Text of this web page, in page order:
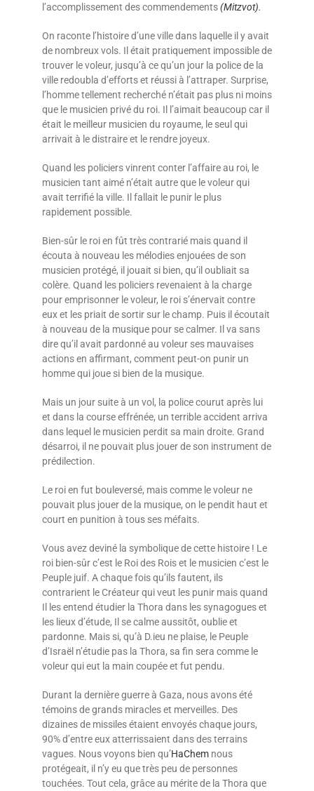
l’accomplissement des com­men­dements(Mitzvot).
On raconte l’histoire d’une ville dans laquelle il y avait
de nombreux vols. Il était pratiquement impossible de
trouver le voleur, jusqu’à ce qu’un jour la police de la
ville redoubla d’efforts et réussi à l’attraper. Surprise,
l’homme tellement recherché n’était pas plus ni moins
que le musicien privé du roi. Il l’aimait beaucoup car il
était le meilleur musicien du royaume, le seul qui
arrivait à le distraire et le rendre joyeux.
Quand les policiers vinrent conter l’affaire au roi, le
musicien tant aimé n’était autre que le voleur qui
avait terrifié la ville. Il fallait le punir le plus
rapidement possible.
Bien-sûr le roi en fût très contrarié mais quand il
écouta à nouveau les mélodies enjouées de son
musicien protégé, il jouait si bien, qu’il oubliait sa
colère. Quand les policiers revenaient à la charge
pour emprisonner le voleur, le roi s’énervait contre
eux et les priait de sortir sur le champ. Puis il écoutait
à nouveau de la musique pour se calmer. Il va sans
dire qu’il avait pardonné au voleur ses mauvaises
actions en affirmant, comment peut-on punir un
homme qui joue si bien de la musique.
Mais un jour suite à un vol, la police courut après lui
et dans la course effrénée, un terrible accident arriva
dans lequel le musicien perdit sa main droite. Grand
désarroi, il ne pouvait plus jouer de son instrument de
prédilection.
Le roi en fut bouleversé, mais comme le voleur ne
pouvait plus jouer de la musique, on le pendit haut et
court en punition à tous ses méfaits.
Vous avez deviné la symbolique de cette histoire ! Le
roi bien-sûr c’est le Roi des Rois et le musicien c’est le
Peuple juif. A chaque fois qu’ils fautent, ils
contrarient le Créateur qui veut les punir mais quand
Il les entend étudier la Thora dans les synagogues et
les lieux d’étude, Il se calme aussitôt, oublie et
pardonne. Mais si, qu’à D.ieu ne plaise, le Peuple
d’Israël n’étudie pas la Thora, sa fin sera comme le
voleur qui eut la main coupée et fut pendu.
Durant la dernière guerre à Gaza, nous avons été
témoins de grands miracles et merveilles. Des
dizaines de missiles étaient envoyés chaque jours,
90% d’entre eux atterrissaient dans des terrains
vagues. Nous voyons bien qu’HaChemnous
protégeait, il n’y eu que très peu de personnes
touchées. Tout cela, grâce au mérite de la Thora que